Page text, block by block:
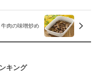
牛肉の味噌炒め
キング